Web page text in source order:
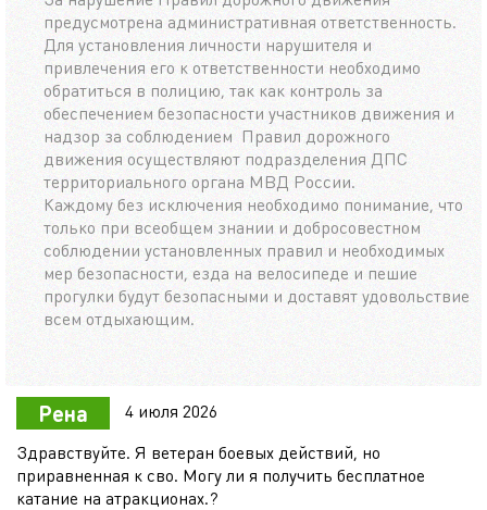
предусмотрена административная ответственность.
Для установления личности нарушителя и
привлечения его к ответственности необходимо
обратиться в полицию, так как контроль за
обеспечением безопасности участников движения и
надзор за соблюдением Правил дорожного
движения осуществляют подразделения ДПС
территориального органа МВД России.
Каждому без исключения необходимо понимание, что
только при всеобщем знании и добросовестном
соблюдении установленных правил и необходимых
мер безопасности, езда на велосипеде и пешие
прогулки будут безопасными и доставят удовольствие
всем отдыхающим.
Рена
4 июля 2026
Здравствуйте. Я ветеран боевых действий, но
приравненная к сво. Могу ли я получить бесплатное
катание на атракционах.?